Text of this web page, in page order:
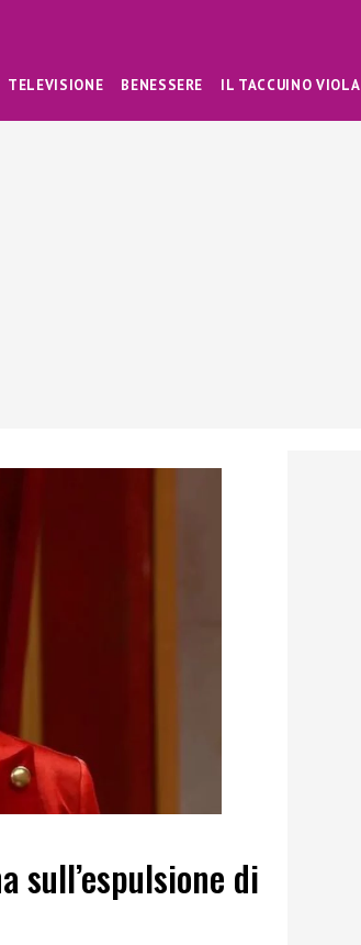
TELEVISIONE BENESSERE IL TACCUINO VIOLA
sull’espulsione di